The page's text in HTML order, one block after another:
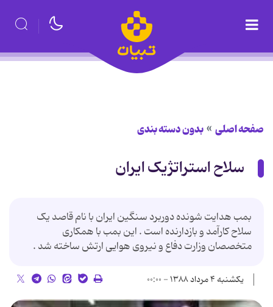
صفحه اصلی بدون دسته بندی
سلاح استراتژیک ایران
بمب هدایت شونده دوربرد سنگین ایران با نام قاصد یک
سلاح کارآمد و بازدارنده است . این بمب با همکاری
متخصصان وزارت دفاع و نیروی هوایی ارتش ساخته شد .
یکشنبه ۴ مرداد ۱۳۸۸ - ۰۰:۰۰